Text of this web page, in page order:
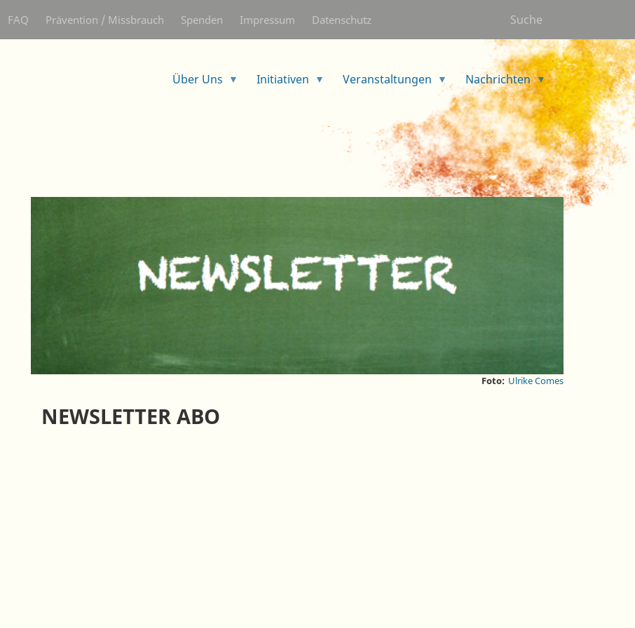
main
FAQ Prävention / Missbrauch Spenden Impressum Datenschutz Suche
Über Uns Initiativen Veranstaltungen Nachrichten
Foto: Ulrike Comes
NEWSLETTER ABO